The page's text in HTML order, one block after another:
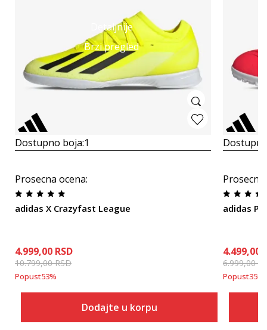
Detaljnije
Brzi pregled
Dostupno boja:1
Prosecna ocena:
adidas X Crazyfast League
4.999,00 RSD
10.799,00RSD
Popust53%
Dodajte u korpu
adidas
4.499,00
6.999,00
Popust35%